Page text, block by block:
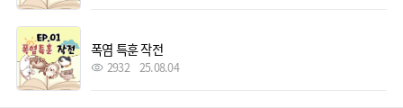
폭염 특훈 작전
2932 25.08.04